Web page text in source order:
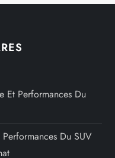
Et Performances Du
Du SUV